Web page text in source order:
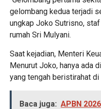
gelombang kedua terjadi
ungkap Joko Sutrisno,
rumah Sri Mulyani.
Saat kejadian, Menteri
Menurut Joko, hanya ada
yang tengah beristirahat di
Baca juga: APBN